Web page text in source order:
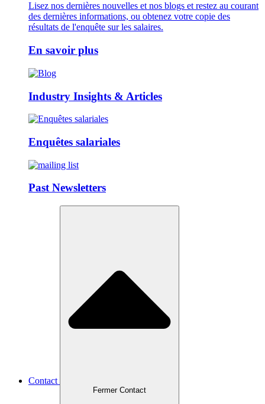
Lisez nos dernières nouvelles et nos blogs et restez au courant
des dernières informations, ou obtenez votre copie des
résultats de l'enquête sur les salaires.
En savoir plus
Industry Insights & Articles
Enquêtes salariales
Past Newsletters
Contact
Fermer Contact